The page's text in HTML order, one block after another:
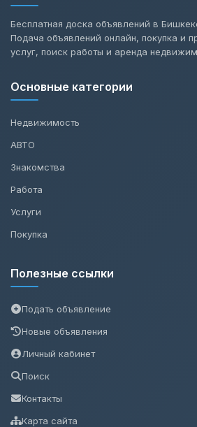
Бесплатная доска объявлений в
Подача объявлений онлайн, покупка и
услуг, поиск работы и аренда
Основные категории
Недвижимость
АВТО
Знакомства
Работа
Услуги
Покупка
Полезные ссылки
Подать объявление
Новые объявления
Личный кабинет
Поиск
Контакты
Карта сайта